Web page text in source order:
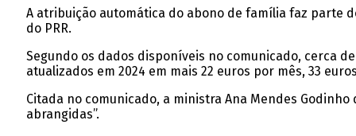
A atribuição automática do abono de família faz parte
do PRR.
Segundo os dados disponíveis no comunicado, cerca
atualizados em 2024 em mais 22 euros por mês, 33
Citada no comunicado, a ministra Ana Mendes
abrangidas”.